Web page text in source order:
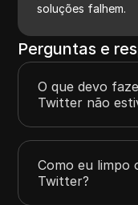
soluções falhem.
Perguntas e
O que devo
Twitter não
Como eu limpo
Twitter?